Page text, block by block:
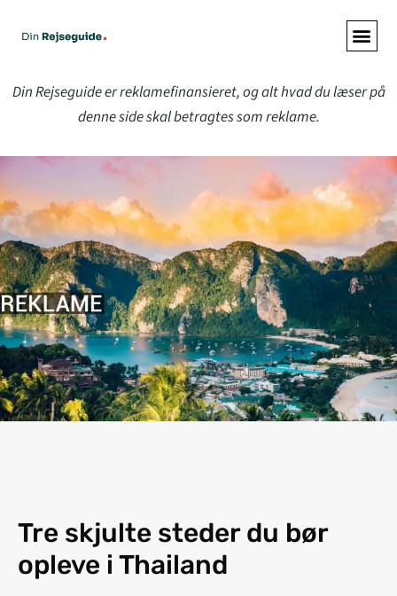
Din Rejseguide er reklamefinansieret, og alt hvad du læser på
denne side skal betragtes som reklame.
Tre skjulte steder du bør
opleve i Thailand